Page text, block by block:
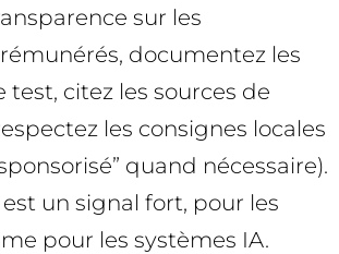
sur les
documentez les
test, citez les sources de
les consignes locales
quand nécessaire).
un signal fort, pour les
pour les systèmes IA.